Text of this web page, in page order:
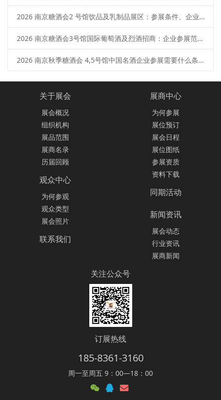
2026 南京糖酒会2 号馆饮品及乳制品展区：参展条件、企业范围、报名流程
2026 南京糖酒会3号馆国际葡萄酒及烈酒招商：企业参展范围、报名流程、展位预定
2026 南京秋季糖酒会 4,5号馆中国名酒企业参展需要什么条件？范围 + 流程
关于展会
展会概况
组织机构
展品范围
展商名录
历届回顾
展商中心
为何参展
展位预订
展会日程
展位图纸
参展资质
资料下载
观众中心
为何参观
观众类型
展会照片
同期活动
新闻资讯
展会动态
行业资讯
展商新闻
联系我们
关注公众号
订展热线
185-8361-3160
周一至周五 9：00—18：00